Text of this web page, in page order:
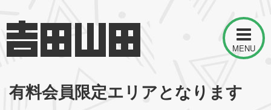
MENU
有料会員限定エリアとなります